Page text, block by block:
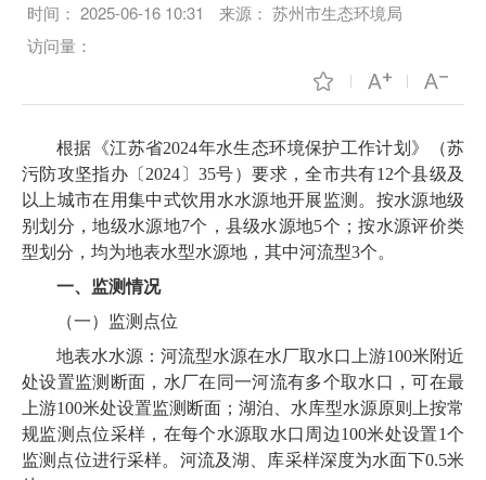
时间： 2025-06-16 10:31 来源： 苏州市生态环境局
访问量：
根据《江苏省2024年水生态环境保护工作计划》（苏
污防攻坚指办〔2024〕35号）要求，全市共有12个县级及
以上城市在用集中式饮用水水源地开展监测。按水源地级
别划分，地级水源地7个，县级水源地5个；按水源评价类
型划分，均为地表水型水源地，其中河流型3个。
一、监测情况
（一）监测点位
地表水水源：河流型水源在水厂取水口上游100米附近
处设置监测断面，水厂在同一河流有多个取水口，可在最
上游100米处设置监测断面；湖泊、水库型水源原则上按常
规监测点位采样，在每个水源取水口周边100米处设置1个
监测点位进行采样。河流及湖、库采样深度为水面下0.5米